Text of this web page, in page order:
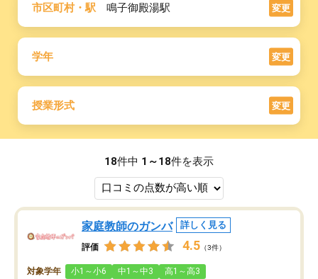
市区町村・駅 鳴子御殿湯駅 変更
学年 変更
授業形式 変更
18件中 1～18件を表示
家庭教師のガンバ 詳しく見る
評価 4.5 （3件）
対象学年 小1～小6 中1～中3 高1～高3